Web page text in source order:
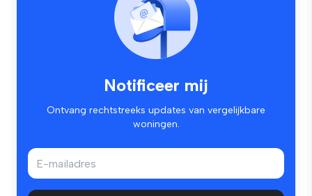
Notificeer mij
Ontvang rechtstreeks updates van vergelijkbare
woningen.